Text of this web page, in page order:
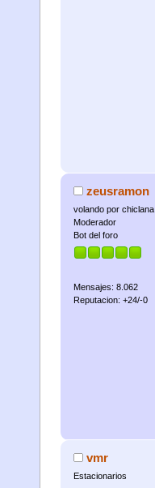
zeusramon
volando por chiclana .
Moderador
Bot del foro
Mensajes: 8.062
Reputacion: +24/-0
vmr
Estacionarios